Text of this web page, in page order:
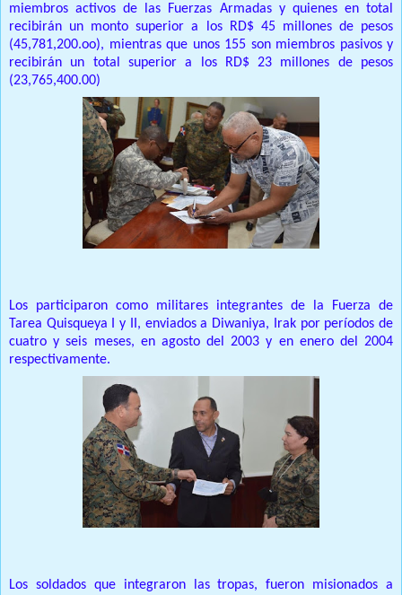
miembros activos de las Fuerzas Armadas y quienes en total
recibirán un monto superior a los RD$ 45 millones de pesos
(45,781,200.oo), mientras que unos 155 son miembros pasivos y
recibirán un total superior a los RD$ 23 millones de pesos
(23,765,400.00)
Los participaron como militares integrantes de la Fuerza de
Tarea Quisqueya I y II, enviados a Diwaniya, Irak por períodos de
cuatro y seis meses, en agosto del 2003 y en enero del 2004
respectivamente.
Los soldados que integraron las tropas, fueron misionados a